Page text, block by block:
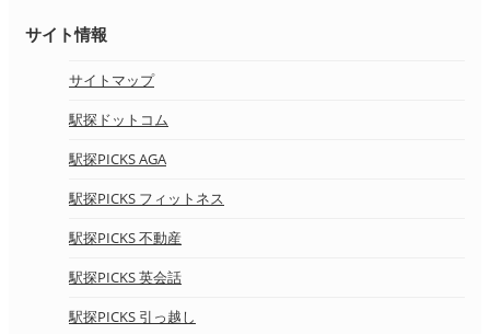
サイト情報
サイトマップ
駅探ドットコム
駅探PICKS AGA
駅探PICKS フィットネス
駅探PICKS 不動産
駅探PICKS 英会話
駅探PICKS 引っ越し